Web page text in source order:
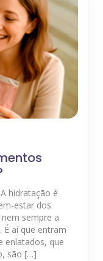
hidratação é
estar dos
sempre a
aí que entram
enlatados, que
são […]